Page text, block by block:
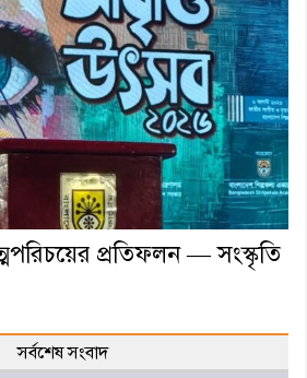
প্রতিফলন — সংস্কৃতি
সর্বশেষ সংবাদ